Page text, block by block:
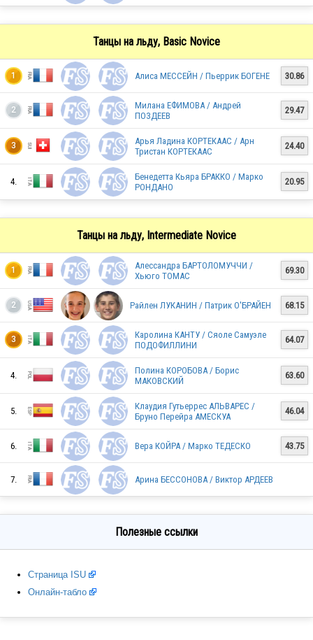
FRA
SVK
USA
TUR
ITA
FRA
FIN
Танцы на льду, Basic Novice
1 Алиса МЕССЕЙН / Пьеррик БОГЕНЕ 30.86
2
Милана ЕФИМОВА / Андрей
ПОЗДЕЕВ
29.47
3
Арья Ладина КОРТЕКААС / Арн
Тристан КОРТЕКААС
24.40
4.
Бенедетта Кьяра БРАККО / Марко
РОНДАНО
20.95
Танцы на льду, Intermediate Novice
1
Алессандра БАРТОЛОМУЧЧИ /
Хьюго ТОМАС
69.30
2 Райлен ЛУКАНИН / Патрик О'БРАЙЕН 68.15
3
Каролина КАНТУ / Сяоле Самуэле
ПОДОФИЛЛИНИ
64.07
4.
Полина КОРОБОВА / Борис
МАКОВСКИЙ
63.60
5.
Клаудия Гутьеррес АЛЬВАРЕС /
Бруно Перейра АМЕСКУА
46.04
6. Вера КОЙРА / Марко ТЕДЕСКО 43.75
7. Арина БЕССОНОВА / Виктор АРДЕЕВ
Полезные ссылки
Страница ISU
Онлайн-табло